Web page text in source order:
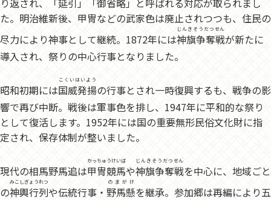
り返され、「延引」「御省略」と呼ばれる対応が取られまし
た。明治維新後、甲冑などの武家色は廃止されつつも、住民の
尽力により神事として継続。1872年には神旗争奪戦
じんきそうだつせん
が新たに
導入され、祭りの中心行事となりました。
昭和初期には国威発揚
こくいはいよう
の行事とされ一時復興するも、戦争の影
響で再び中断。戦後は軍事色を排し、1947年に平和的な祭り
として復活します。1952年には国の重要無形民俗文化財に指
定され、保存体制が整いました。
現代の相馬野馬追は甲冑競馬
かっちゅうけいば
や神旗争奪戦
じんきそうだつせん
を中心に、地域ごと
の神輿行列
みこしぎょうれつ
や伝統行事・ 野馬懸
のまがけ
を継承。参加郷は再編により五